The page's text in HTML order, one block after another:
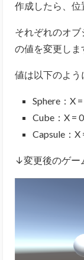
作成したら、位
それぞれのオ
の値を変更しま
値は以下のよう
Sphere：X
Cube：X =
Capsule：X
↓変更後のゲー